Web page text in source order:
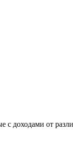
с доходами от